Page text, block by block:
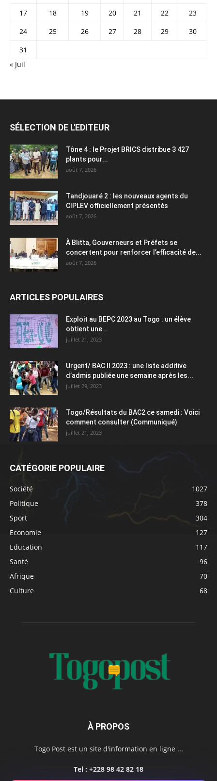
17
18 19 20 21 22
23
24
25 26 27 28 29
30
31
« Juil
SÉLECTION DE L'EDITEUR
Tône 4 : le Projet BRICS distribue 3 427
plants pour...
août 7, 2026
Tandjouaré 2 : les nouveaux agents du
CIPLEV officiellement présentés
août 7, 2026
À Blitta, Gouverneurs et Préfets se
concertent pour renforcer l’efficacité de...
août 7, 2026
ARTICLES POPULAIRES
Exploit au BEPC 2023 au Togo : un élève
obtient une...
juillet 21, 2023
Urgent/ BAC II 2023 : une liste additive
d’admis publiée une semaine après les...
juillet 29, 2023
Togo/Résultats du BAC2 ce samedi : Voici
comment consulter (Communiqué)
juillet 21, 2023
CATÉGORIE POPULAIRE
Société
1027
Politique
378
Sport
304
Economie
127
Education
117
Santé
96
Afrique
70
Culture
68
À PROPOS
Togo Post est un site d'information en ligne ...
Tel : +228 98 42 82 18